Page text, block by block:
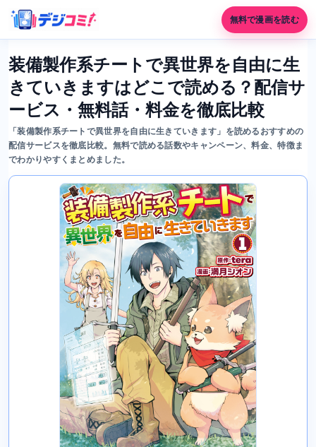
無料で漫画を読む
装備製作系チートで異世界を自由に生
きていきますはどこで読める？配信サ
ービス・無料話・料金を徹底比較
「装備製作系チートで異世界を自由に生きていきます」を読めるおすすめの
配信サービスを徹底比較。無料で読める話数やキャンペーン、料金、特徴ま
でわかりやすくまとめました。